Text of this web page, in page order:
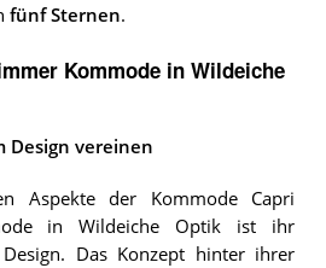
fünf Sternen.
Kommode in Wildeiche
Design vereinen
Aspekte der Kommode Capri
in Wildeiche Optik ist ihr
Das Konzept hinter ihrer